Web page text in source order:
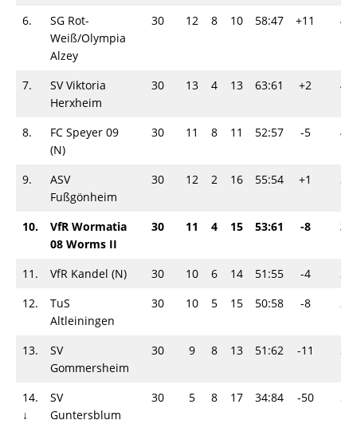
6.
SG Rot-
Weiß/Olympia
Alzey
30 12 8 10 58:47 +11 44
7.
SV Viktoria
Herxheim
30 13 4 13 63:61 +2 43
8.
FC Speyer 09
(N)
30 11 8 11 52:57 -5 41
9.
ASV
Fußgönheim
30 12 2 16 55:54 +1 38
10.
VfR Wormatia
08 Worms II
30 11 4 15 53:61 -8 37
11. VfR Kandel (N) 30 10 6 14 51:55 -4
36
12.
TuS
Altleiningen
30 10 5 15 50:58 -8 35
13.
SV
Gommersheim
30 9 8 13 51:62 -11 35
14.
↓
SV
Guntersblum
30 5 8 17 34:84 -50 23